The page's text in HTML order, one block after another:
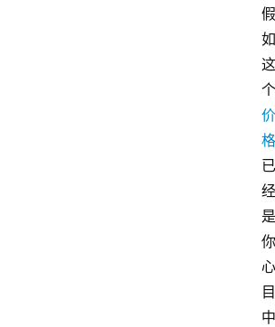
假
如
这
个
价
格
已
经
是
你
心
目
中